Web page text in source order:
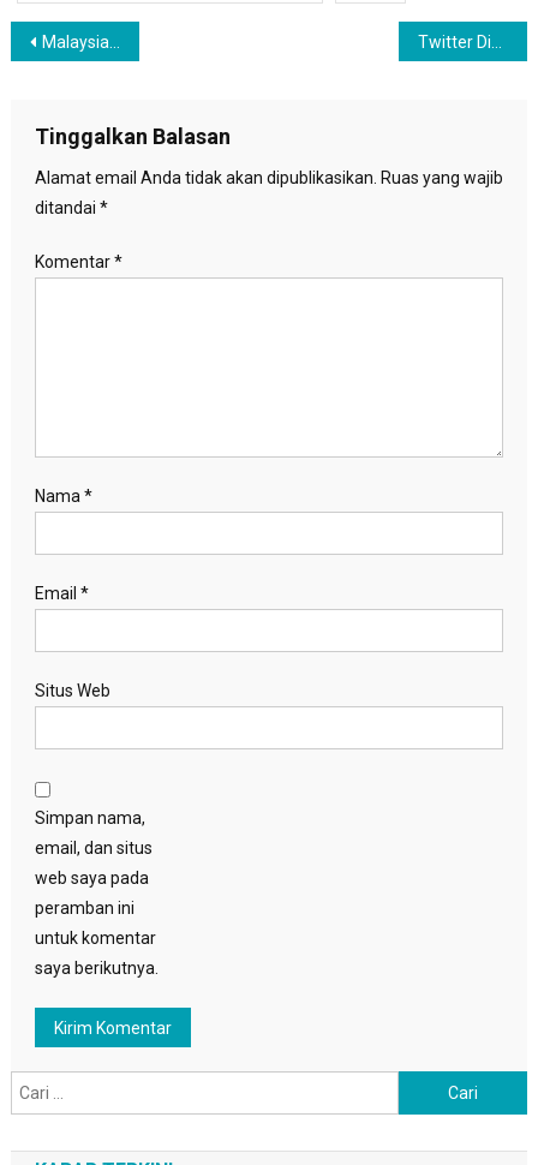
Navigasi
Malaysia Menang Tipis 1-0 Atas Thailand di Semifinal AFF
Tinggalkan Balasan
Alamat email Anda tidak akan dipublikasikan. Ruas yang wajib
ditandai *
Komentar*
Nama *
Email *
Situs Web
Simpan nama,
email, dan situs
web saya pada
peramban ini
untuk komentar
saya berikutnya.
untuk: